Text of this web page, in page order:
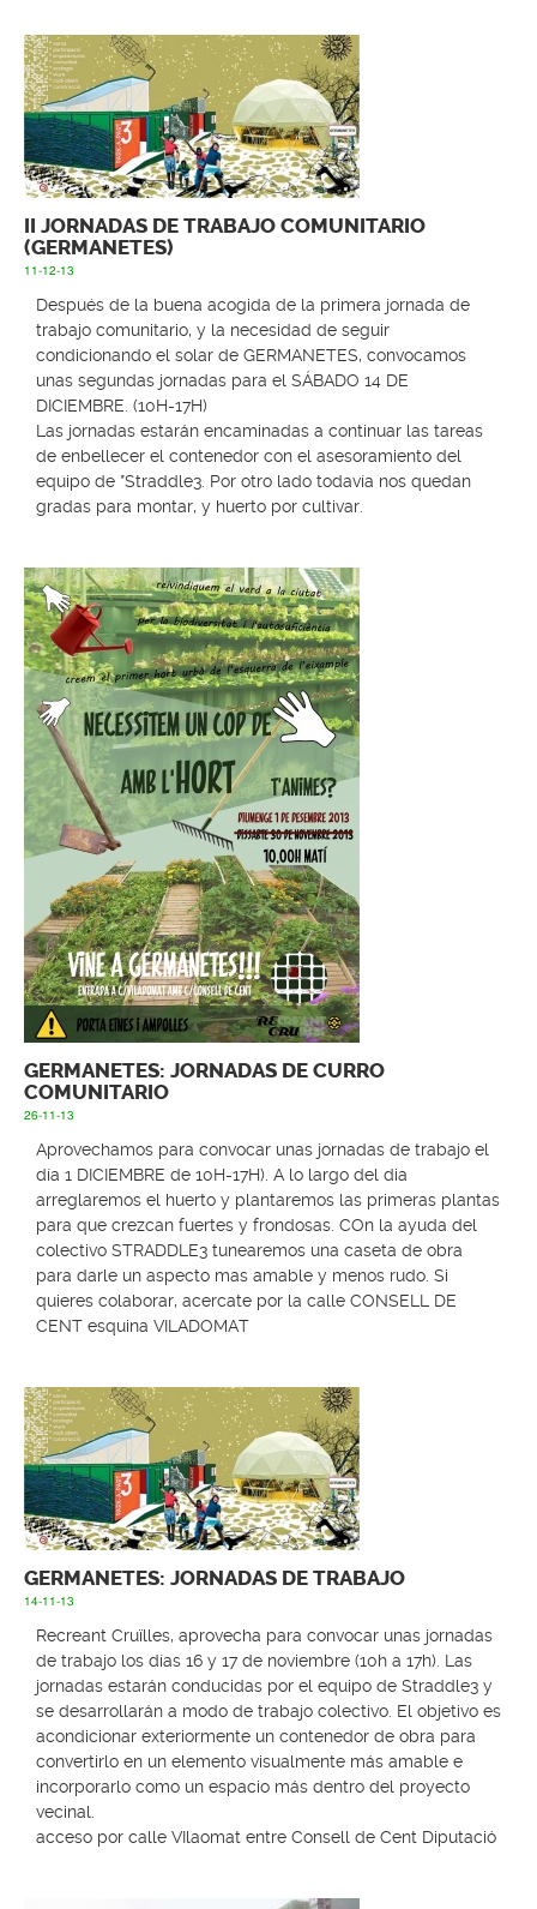
II JORNADAS DE TRABAJO COMUNITARIO
(GERMANETES)
11-12-13
Después de la buena acogida de la primera jornada de
trabajo comunitario, y la necesidad de seguir
condicionando el solar de GERMANETES, convocamos
unas segundas jornadas para el SÁBADO 14 DE
DICIEMBRE. (10H-17H)
Las jornadas estarán encaminadas a continuar las tareas
de enbellecer el contenedor con el asesoramiento del
equipo de *Straddle3. Por otro lado todavía nos quedan
gradas para montar, y huerto por cultivar.
GERMANETES: JORNADAS DE CURRO
COMUNITARIO
26-11-13
Aprovechamos para convocar unas jornadas de trabajo el
día 1 DICIEMBRE de 10H-17H). A lo largo del dia
arreglaremos el huerto y plantaremos las primeras plantas
para que crezcan fuertes y frondosas. COn la ayuda del
colectivo STRADDLE3 tunearemos una caseta de obra
para darle un aspecto mas amable y menos rudo. Si
quieres colaborar, acercate por la calle CONSELL DE
CENT esquina VILADOMAT
GERMANETES: JORNADAS DE TRABAJO
14-11-13
Recreant Cruïlles, aprovecha para convocar unas jornadas
de trabajo los días 16 y 17 de noviembre (10h a 17h). Las
jornadas estarán conducidas por el equipo de Straddle3 y
se desarrollarán a modo de trabajo colectivo. El objetivo es
acondicionar exteriormente un contenedor de obra para
convertirlo en un elemento visualmente más amable e
incorporarlo como un espacio más dentro del proyecto
vecinal.
acceso por calle VIlaomat entre Consell de Cent Diputació